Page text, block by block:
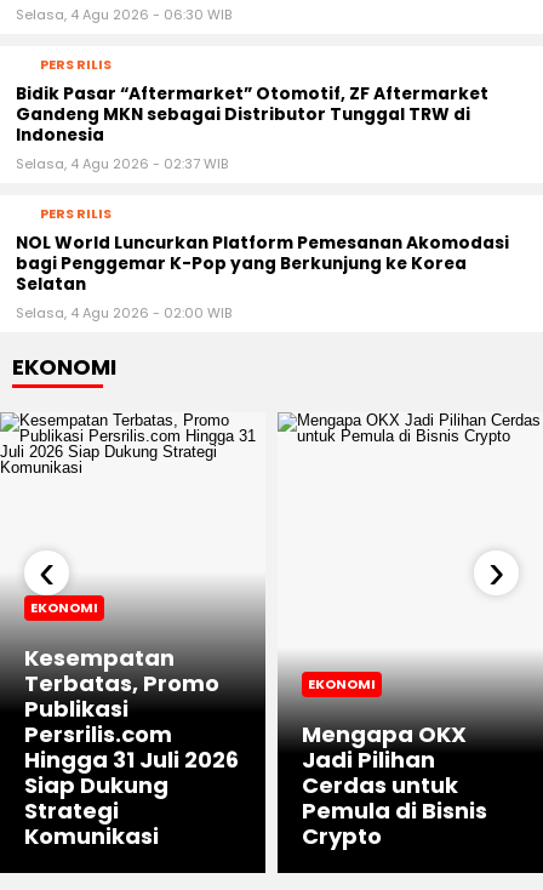
Selasa, 4 Agu 2026 - 06:30 WIB
PERS RILIS
Bidik Pasar “Aftermarket” Otomotif, ZF Aftermarket
Gandeng MKN sebagai Distributor Tunggal TRW di
Indonesia
Selasa, 4 Agu 2026 - 02:37 WIB
PERS RILIS
NOL World Luncurkan Platform Pemesanan Akomodasi
bagi Penggemar K-Pop yang Berkunjung ke Korea
Selatan
Selasa, 4 Agu 2026 - 02:00 WIB
EKONOMI
EKONOMI
Kesempatan
Terbatas, Promo
Publikasi
Persrilis.com
Hingga 31 Juli 2026
Siap Dukung
Strategi
Komunikasi
EKONOMI
Mengapa OKX
Jadi Pilihan
Cerdas untuk
Pemula di Bisnis
Crypto
‹ ›